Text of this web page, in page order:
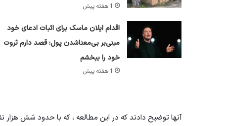
1 هفته پیش
اقدام ایلان ماسک برای اثبات ادعای خود
مبنی‌بر بی‌معناشدن پول: قصد دارم ثروت
خود را ببخشم
1 هفته پیش
آنها توضیح دادند كه در این مطالعه ، كه با حدود شش هزار